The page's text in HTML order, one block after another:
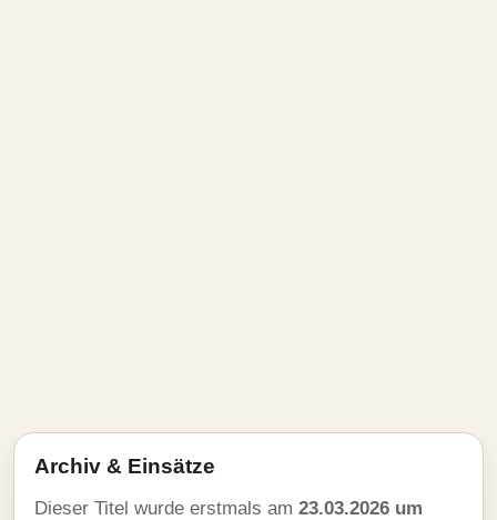
Archiv & Einsätze
Dieser Titel wurde erstmals am 23.03.2026 um